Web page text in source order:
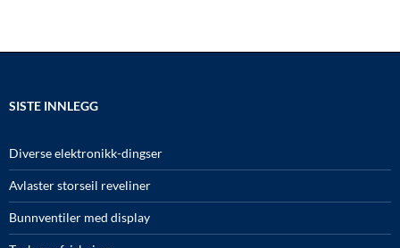
SISTE INNLEGG
Diverse elektronikk-dingser
Avlaster storseil reveliner
Bunnventiler med display